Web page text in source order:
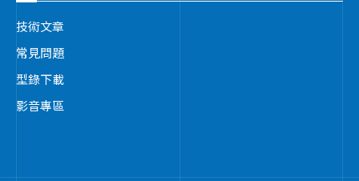
技術文章
常見問題
型錄下載
影音專區